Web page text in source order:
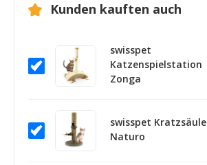
Kunden kauften auch
swisspet
Katzenspielstation
Zonga
swisspet Kratzsäule
Naturo